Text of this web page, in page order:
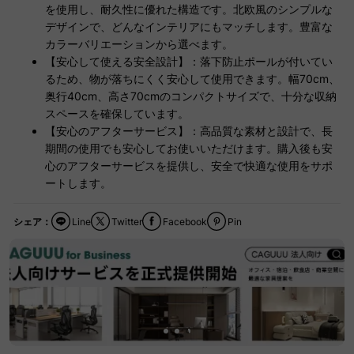
を使用し、耐久性に優れた構造です。北欧風のシンプルな
デザインで、どんなインテリアにもマッチします。豊富な
カラーバリエーションから選べます。
【安心して使える安全設計】：落下防止ポールが付いてい
るため、物が落ちにくく安心して使用できます。幅70cm、
奥行40cm、高さ70cmのコンパクトサイズで、十分な収納
スペースを確保しています。
【安心のアフターサービス】：高品質な素材と設計で、長
期間の使用でも安心してお使いいただけます。購入後も安
心のアフターサービスを提供し、安全で快適な使用をサポ
ートします。
シェア： Facebook
Twitter Pin
Line